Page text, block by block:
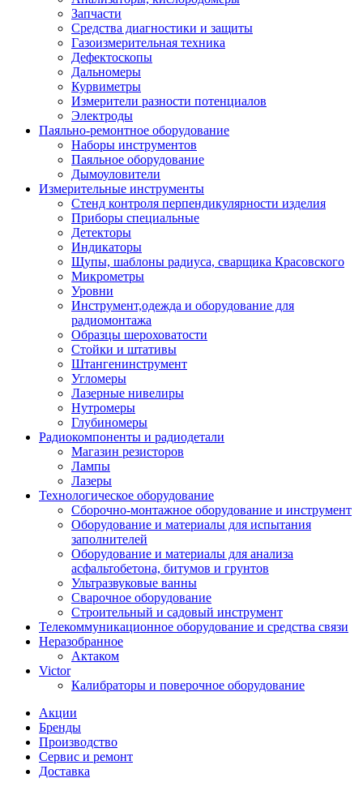
Запчасти
Средства диагностики и защиты
Газоизмерительная техника
Дефектоскопы
Дальномеры
Курвиметры
Измерители разности потенциалов
Электроды
Паяльно-ремонтное оборудование
Наборы инструментов
Паяльное оборудование
Дымоуловители
Измерительные инструменты
Стенд контроля перпендикулярности изделия
Приборы специальные
Детекторы
Индикаторы
Щупы, шаблоны радиуса, сварщика Красовского
Микрометры
Уровни
Инструмент,одежда и оборудование для
радиомонтажа
Образцы шероховатости
Стойки и штативы
Штангенинструмент
Угломеры
Лазерные нивелиры
Нутромеры
Глубиномеры
Радиокомпоненты и радиодетали
Магазин резисторов
Лампы
Лазеры
Технологическое оборудование
Сборочно-монтажное оборудование и инструмент
Оборудование и материалы для испытания
заполнителей
Оборудование и материалы для анализа
асфальтобетона, битумов и грунтов
Ультразвуковые ванны
Сварочное оборудование
Строительный и садовый инструмент
Телекоммуникационное оборудование и средства связи
Неразобранное
Актаком
Victor
Калибраторы и поверочное оборудование
Акции
Бренды
Производство
Сервис и ремонт
Доставка